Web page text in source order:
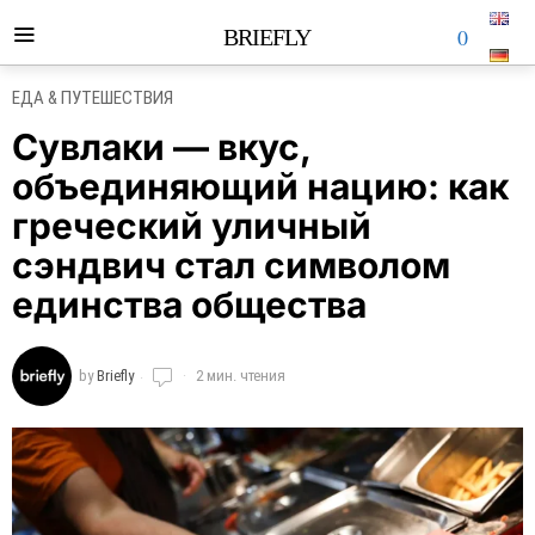
BRIEFLY 0
ЕДА & ПУТЕШЕСТВИЯ
Сувлаки — вкус,
объединяющий нацию: как
греческий уличный
сэндвич стал символом
единства общества
byBriefly 2 мин. чтения